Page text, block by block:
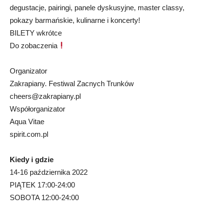
degustacje, pairingi, panele dyskusyjne, master classy,
pokazy barmańskie, kulinarne i koncerty!
BILETY wkrótce
Do zobaczenia
Organizator
Zakrapiany. Festiwal Zacnych Trunków
cheers@zakrapiany.pl
Współorganizator
Aqua Vitae
spirit.com.pl
Kiedy i gdzie
14-16 października 2022
PIĄTEK 17:00-24:00
SOBOTA 12:00-24:00